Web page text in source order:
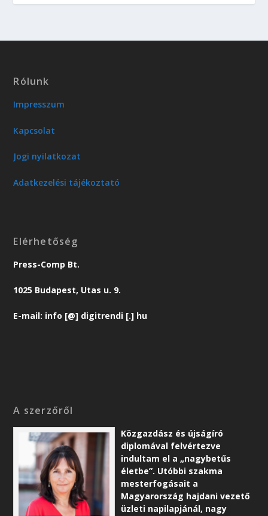
Rólunk
Impresszum
Kapcsolat
Jogi nyilatkozat
Adatkezelési tájékoztató
Elérhetőség
Press-Comp Bt.
1025 Budapest, Utas u. 9.
E-mail: info [@] digitrendi [.] hu
A szerzőről
Közgazdász és újságíró
diplomával felvértezve
indultam el a „nagybetűs
életbe”. Utóbbi szakma
mesterfogásait a
Magyarország hajdani vezető
üzleti napilapjánál, nagy